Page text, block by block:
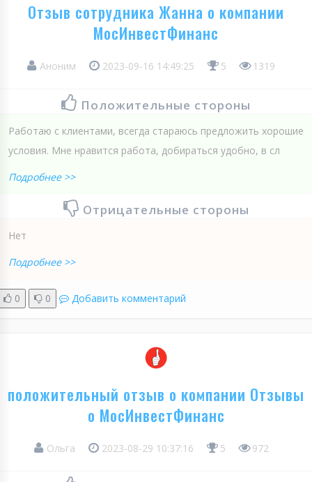
Отзыв сотрудника Жанна о компании
МосИнвестФинанс
Аноним 2023-09-16 14:49:25 5 1319
Положительные стороны
Работаю с клиентами, всегда стараюсь предложить хорошие
условия. Мне нравится работа, добираться удобно, в сл
Подробнее >>
Отрицательные стороны
Нет
Подробнее >>
0 0 Добавить комментарий
положительный отзыв о компании Отзывы
о МосИнвестФинанс
Ольга 2023-08-29 10:37:16 5 972